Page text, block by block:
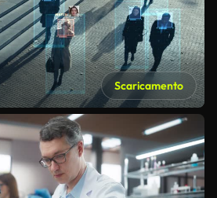
Scaricamento